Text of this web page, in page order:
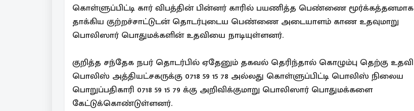
கொள்ளுப்பிட்டி கார் விபத்தின் பின்னர் காரில் பயணித்த பெண்ணை மூர்க்கத்தனமாக
தாக்கிய குற்றச்சாட்டுடன் தொடர்புடைய பெண்ணை அடையாளம் காண உதவுமாறு
பொலிஸார் பொதுமக்களின் உதவியை நாடியுள்ளனர்.
குறித்த சந்தேக நபர் தொடர்பில் ஏதேனும் தகவல் தெரிந்தால் கொழும்பு தெற்கு உதவி
பொலிஸ் அத்தியட்சகருக்கு 0718 59 15 78 அல்லது கொள்ளுப்பிட்டி பொலிஸ் நிலைய
பொறுப்பதிகாரி 0718 59 15 79 க்கு அறிவிக்குமாறு பொலிஸார் பொதுமக்களை
கேட்டுக்கொண்டுள்ளனர்.